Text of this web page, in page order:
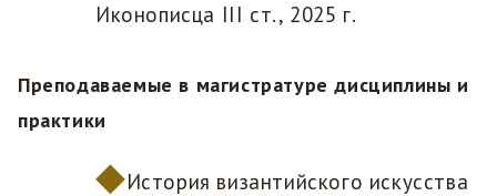
Иконописца III ст., 2025 г.
Преподаваемые в магистратуре дисциплины и
практики
История византийского искусства